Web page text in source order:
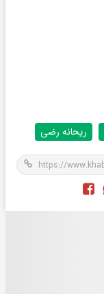
ریحانه رضی